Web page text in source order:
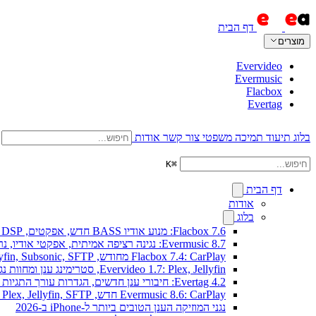
דף הבית
מוצרים
Evervideo
Evermusic
Flacbox
Evertag
בלוג תיעוד תמיכה משפטי צור קשר אודות
⌘
K
דף הבית
אודות
בלוג
Flacbox 7.6: מנוע אודיו BASS חדש, אפקטים, DSP וויזואלייזר מוזיקה חי
Evermusic 8.7: נגינה רציפה אמיתית, אפקטי אודיו, נרמול עוצמה, אקולייזר בעיצוב מחודש
Flacbox 7.4: CarPlay מחודש, Plex, Jellyfin, Subsonic, SFTP לאודיו Hi-Res
Evervideo 1.7: Plex, Jellyfin, סטרימינג ענן ומחוות נגינה חדשים
Evertag 4.2: חיבורי ענן חדשים, הגדרות עורך התגיות מוסברות
Evermusic 8.6: CarPlay חדש, Plex, Jellyfin, SFTP וווידג'ט מילים
נגני המוזיקה הענן הטובים ביותר ל-iPhone ב-2026